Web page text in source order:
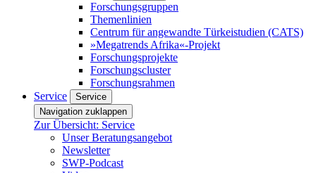
Forschungsgruppen
Themenlinien
Centrum für angewandte Türkeistudien (CATS)
»Megatrends Afrika«-Projekt
Forschungsprojekte
Forschungscluster
Forschungsrahmen
Service
Service
Navigation zuklappen
Zur Übersicht: Service
Unser Beratungsangebot
Newsletter
SWP-Podcast